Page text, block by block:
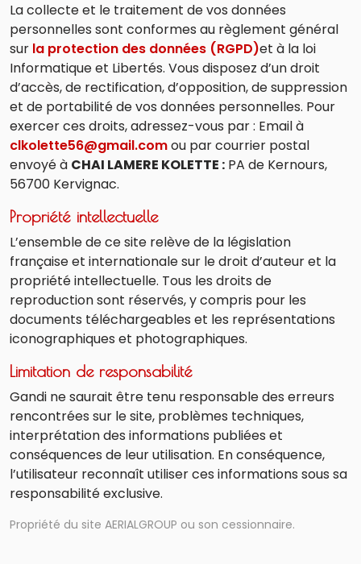
La collecte et le traitement de vos données
personnelles sont conformes au règlement général
sur la protection des données (RGPD)et à la loi
Informatique et Libertés. Vous disposez d’un droit
d’accès, de rectification, d’opposition, de suppression
et de portabilité de vos données personnelles. Pour
exercer ces droits, adressez-vous par : Email à
clkolette56@gmail.comou par courrier postal
envoyé à CHAI LAMERE KOLETTE : PA de Kernours,
56700 Kervignac.
Propriété intellectuelle
L’ensemble de ce site relève de la législation
française et internationale sur le droit d’auteur et la
propriété intellectuelle. Tous les droits de
reproduction sont réservés, y compris pour les
documents téléchargeables et les représentations
iconographiques et photographiques.
Limitation de responsabilité
Gandi ne saurait être tenu responsable des erreurs
rencontrées sur le site, problèmes techniques,
interprétation des informations publiées et
conséquences de leur utilisation. En conséquence,
l’utilisateur reconnaît utiliser ces informations sous sa
responsabilité exclusive.
Propriété du site AERIALGROUP ou son cessionnaire.